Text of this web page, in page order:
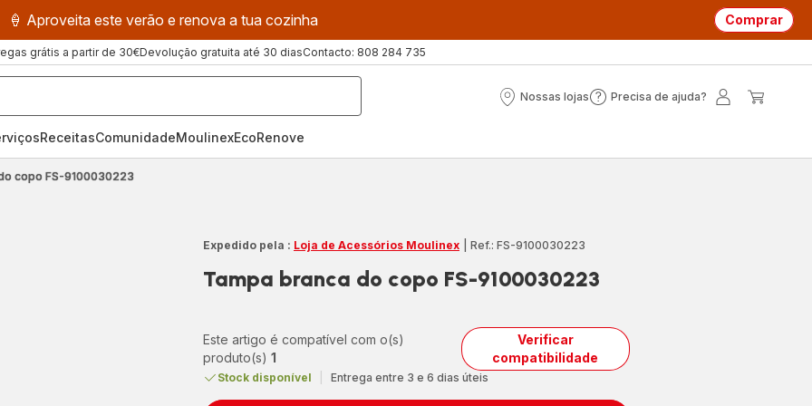
🍦 Aproveita este verão e renova a tua cozinha Comprar
grátis a partir de 30€Devolução gratuita até 30 diasContacto: 808 284 735
Nossas lojas
Nossas
Precisa de ajuda?
Precisa
ReceitasComunidadeMoulinexEcoRenove
copo FS-9100030223
Expedido pela : Loja de Acessórios Moulinex Ref.: FS-9100030223
Tampa branca do copo FS-9100030223
Este artigo é compatível com o(s)
produto(s) 1
Verificar
compatibilidade
Stock disponível Entrega entre 3 e 6 dias úteis